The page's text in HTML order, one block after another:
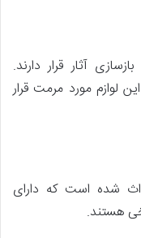
آثار قرار دارند.
مورد مرمت قرار
شده است که دارای
هستند.